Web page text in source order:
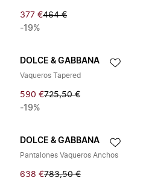
377 €464 €
-19%
DOLCE & GABBANA
Vaqueros Tapered
590 €725,50 €
-19%
DOLCE & GABBANA
Pantalones Vaqueros Anchos
638 €783,50 €